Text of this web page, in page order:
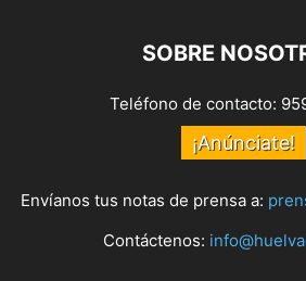
SOBRE
Teléfono de contacto:
¡Anúnciate!
Envíanos tus notas de prensa a:
Contáctenos: